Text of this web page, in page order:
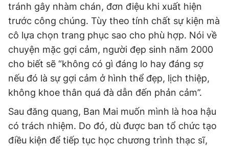
tránh gây nhàm chán, đơn điệu khi xuất hiện
trước công chúng. Tùy theo tính chất sự kiện mà
cô lựa chọn trang phục sao cho phù hợp. Nói về
chuyện mặc gợi cảm, người đẹp sinh năm 2000
cho biết sẽ “không có gì đáng lo hay đáng sợ
nếu đó là sự gợi cảm ở hình thể đẹp, lịch thiệp,
không khoe thân quá đà dẫn đến phản cảm”.
Sau đăng quang, Ban Mai muốn mình là hoa hậu
có trách nhiệm. Do đó, dù được ban tổ chức tạo
điều kiện để tiếp tục học chương trình thạc sĩ,